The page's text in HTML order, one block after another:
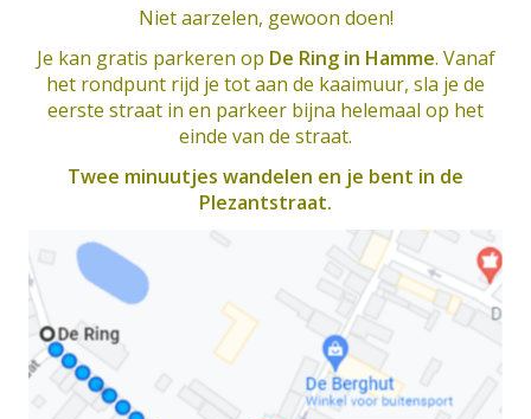
Niet aarzelen, gewoon doen!
Je kan gratis parkeren op De Ring in Hamme. Vanaf
het rondpunt rijd je tot aan de kaaimuur, sla je de
eerste straat in en parkeer bijna helemaal op het
einde van de straat.
Twee minuutjes wandelen en je bent in de
Plezantstraat.